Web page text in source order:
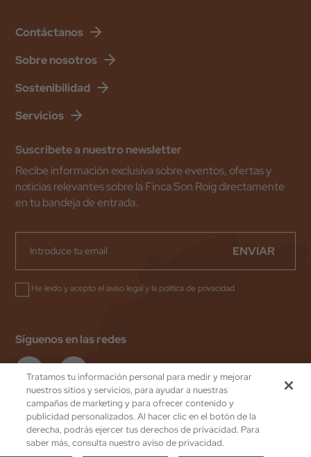
Contáctanos
Sobre nosotros
Sostenibilidad
Servicios
Suscribete a nuestro newsletter
Recibe información exclusiva sobre eventos, ofertas y
noticias relevantes sobre la Finca Son Roig directamente
en tu bandeja de entrada.
ENVIAR
He leido y acepto elaviso legaly la política de privacidad
Síguenos en las redes
Valentin Hoteles
Política de Privacidad
by eMascaró
Tratamos tu información personal para medir y mejorar
nuestros sitios y servicios, para ayudar a nuestras
campañas de marketing y para ofrecer contenido y
publicidad personalizados. Al hacer clic en el botón de la
derecha, podrás ejercer tus derechos de privacidad. Para
saber más, consulta nuestro aviso de privacidad.